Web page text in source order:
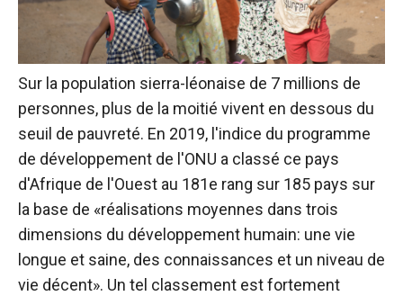
Sur la population sierra-léonaise de 7 millions de
personnes, plus de la moitié vivent en dessous du
seuil de pauvreté. En 2019, l'indice du programme
de développement de l'ONU a classé ce pays
d'Afrique de l'Ouest au 181e rang sur 185 pays sur
la base de «réalisations moyennes dans trois
dimensions du développement humain: une vie
longue et saine, des connaissances et un niveau de
vie décent». Un tel classement est fortement